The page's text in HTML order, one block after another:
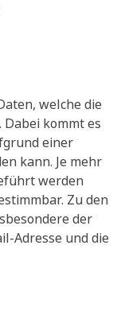
welche die
kommt es
einer
kann. Je mehr
werden
Zu den
der
Adresse und die